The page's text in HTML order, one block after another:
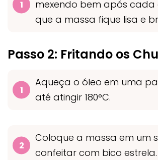
mexendo bem após
que a massa fique lisa e
Passo 2: Fritando os
Aqueça o óleo em uma
até atingir 180°C.
Coloque a massa em um
confeitar com bico estrela.